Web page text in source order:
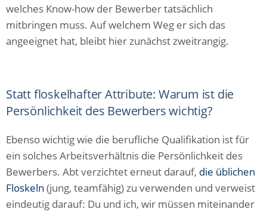
welches Know-how der Bewerber tatsächlich
mitbringen muss. Auf welchem Weg er sich das
angeeignet hat, bleibt hier zunächst zweitrangig.
Statt floskelhafter Attribute: Warum ist die
Persönlichkeit des Bewerbers wichtig?
Ebenso wichtig wie die berufliche Qualifikation ist für
ein solches Arbeitsverhältnis die Persönlichkeit des
Bewerbers. Abt verzichtet erneut darauf, die üblichen
Floskeln (jung, teamfähig) zu verwenden und verweist
eindeutig darauf: Du und ich, wir müssen miteinander